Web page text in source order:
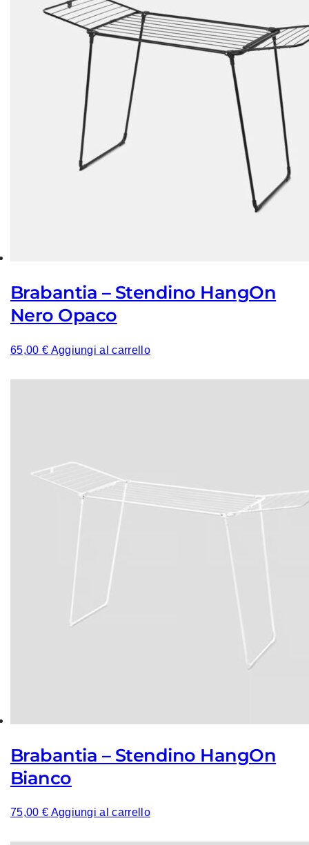
Brabantia – Stendino HangOn
Nero Opaco
65,00 € Aggiungi al carrello
Brabantia – Stendino HangOn
Bianco
75,00 € Aggiungi al carrello